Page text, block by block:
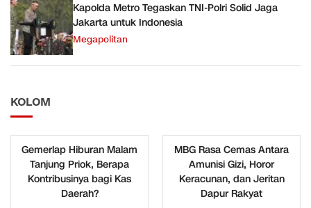
Kapolda Metro Tegaskan TNI-Polri Solid Jaga
Jakarta untuk Indonesia
Megapolitan
KOLOM
Gemerlap Hiburan Malam
Tanjung Priok, Berapa
Kontribusinya bagi Kas
Daerah?
MBG Rasa Cemas Antara
Amunisi Gizi, Horor
Keracunan, dan Jeritan
Dapur Rakyat